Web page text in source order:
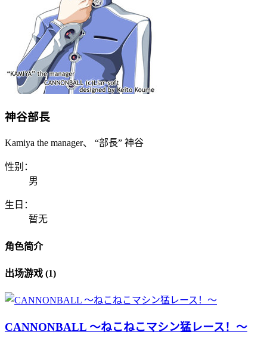
神谷部長
Kamiya the manager、 “部長” 神谷
性别：
男
生日：
暂无
角色简介
出场游戏 (1)
CANNONBALL ～ねこねこマシン猛レース！～